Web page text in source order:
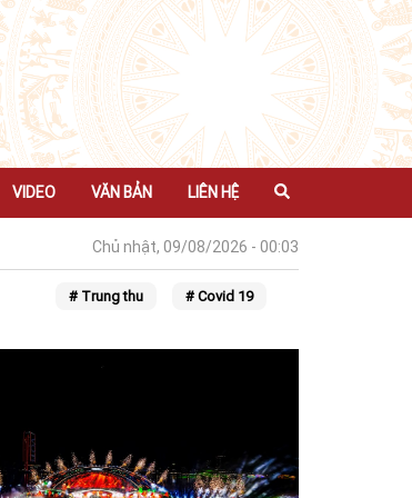
VIDEO VĂN BẢN LIÊN HỆ
Chủ nhật, 09/08/2026 - 00:03
# Trung thu # Covid 19